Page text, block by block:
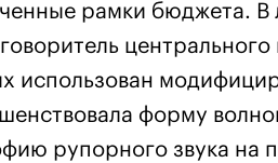
рамки бюджета. В
использован
форму
рупорного звука на